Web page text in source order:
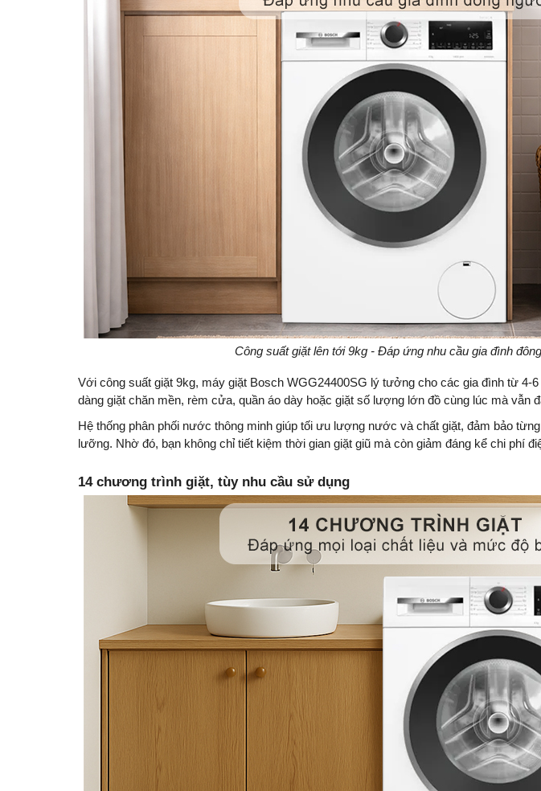
Công suất giặt lên tới 9kg - Đáp ứng nhu cầu gia đình
Với công suất giặt 9kg, máy giặt Bosch WGG24400SG lý tưởng cho các gia đình từ 4-
dàng giặt chăn mền, rèm cửa, quần áo dày hoặc giặt số lượng lớn đồ cùng lúc mà vẫn
Hệ thống phân phối nước thông minh giúp tối ưu lượng nước và chất giặt, đảm bảo
lưỡng. Nhờ đó, bạn không chỉ tiết kiệm thời gian giặt giũ mà còn giảm đáng kể chi phí
14 chương trình giặt, tùy nhu cầu sử dụng